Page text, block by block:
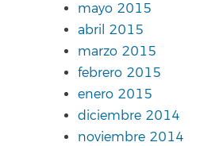
mayo 2015
abril 2015
marzo 2015
febrero 2015
enero 2015
diciembre 2014
noviembre 2014